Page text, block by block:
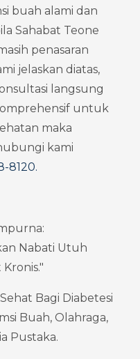
buah alami dan
Sahabat Teone
penasaran
jelaskan diatas,
langsung
untuk
maka
kami
8120.
Nabati Utuh
Bagi Diabetesi
Buah, Olahraga,
Pustaka.